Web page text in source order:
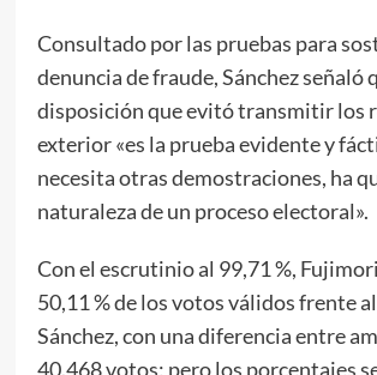
Consultado por las pruebas para
denuncia de fraude, Sánchez señaló
disposición que evitó transmitir los
exterior «es la prueba evidente y
necesita otras demostraciones, ha
naturaleza de un proceso electoral».
Con el escrutinio al 99,71 %,
50,11 % de los votos válidos frente
Sánchez, con una diferencia entre
40.468 votos; pero los porcentajes